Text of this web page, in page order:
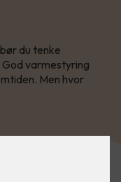
du tenke
varmestyring
Men hvor